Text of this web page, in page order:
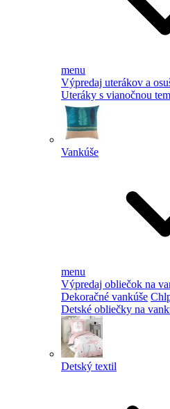
menu
Výpredaj uterákov a
Uteráky s vianočnou
Vankúše
menu
Výpredaj obliečok na
Dekoračné vankúše
Detské obliečky na
Detský textil